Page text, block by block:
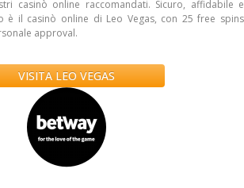
casinò online raccomandati. Sicuro, affidabile e
è il casinò online di Leo Vegas, con 25 free spins
approval.
VISITA LEO VEGAS